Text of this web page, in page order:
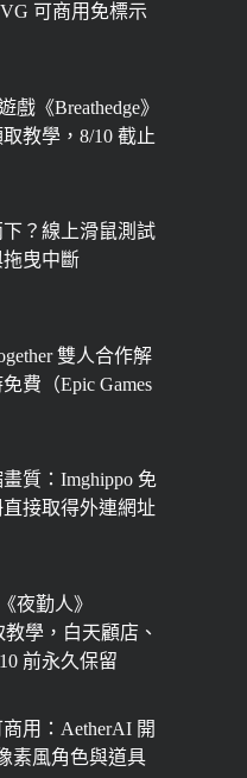
可商用免標示
戲《Breathedge》
教學，8/10 截止
？線上滑鼠測試
曳中斷
雙人合作解
費（Epic Games
質：Imghippo 免
接取得外連網址
夜勤人》
學，白天顧店、
前永久保留
用：AetherAI 開
素風角色與道具